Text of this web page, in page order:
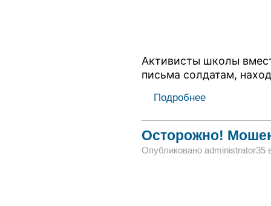
Активисты школы
письма солдатам,
Подробнее
Осторожно!
Опубликовано administrator35